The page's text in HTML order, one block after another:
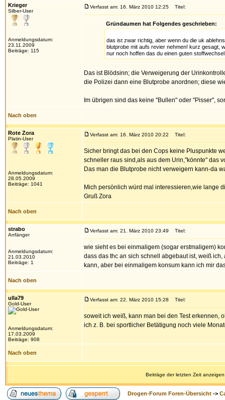
Krieger
Silber-User
Anmeldungsdatum:
23.11.2009
Beiträge: 115
Verfasst am: 16. März 2010 12:25 Titel:
Gründaumen hat Folgendes geschrieben:
das ist zwar richtig, aber wenn du die uk
blutprobe mit aufs revier nehmen! kurz gesagt,
nur noch hoffen das du einen guten
Das ist Blödsinn; die Verweigerung der
die Polizei dann eine Blutprobe anordnen; diese
Im übrigen sind das keine "Bullen" oder "Pisser",
Nach oben
Rote Zora
Platin-User
Anmeldungsdatum:
28.05.2009
Beiträge: 1041
Verfasst am: 16. März 2010 20:22 Titel:
Sicher bringt das bei den Cops keine Pluspunkte
schneller raus sind,als aus dem Urin,"könnte" das
Das man die Blutprobe nicht verweigern kann-da
Mich persönlich würd mal interessieren,wie lange
Gruß Zora
Nach oben
strabo
Anfänger
Anmeldungsdatum:
21.03.2010
Beiträge: 1
Verfasst am: 21. März 2010 23:49 Titel:
wie sieht es bei einmaligem (sogar erstmaligem)
dass das thc an sich schnell abgebaut ist, weiß
kann, aber bei einmaligem konsum kann ich mir
Nach oben
ulla79
Gold-User
Anmeldungsdatum:
17.03.2009
Beiträge: 908
Verfasst am: 22. März 2010 15:28 Titel:
soweit ich weiß, kann man bei den Test erkennen,
ich z. B. bei sportlicher Betätigung noch viele
Nach oben
Beiträge der letzten Zeit
Drogen-Forum Foren-Übersicht ->